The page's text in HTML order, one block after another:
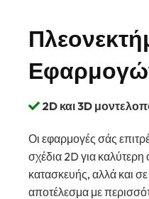
2D και 3D
Οι εφαρμογές σάς
σχέδια 2D για
κατασκευής, αλλά και
αποτέλεσμα με